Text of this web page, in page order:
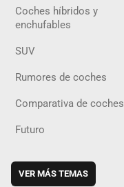
Coches híbridos y
enchufables
SUV
Rumores de coches
Comparativa de coches
Futuro
VER MÁS TEMAS